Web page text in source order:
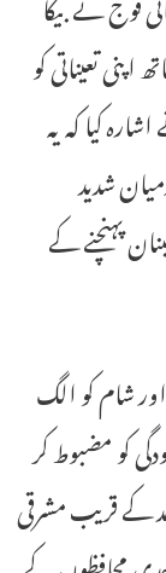
تعیناتی کو
کیا کہ یہ
شدید
پہنچنے کے
شام کو الگ
موجودگی کو مضبوط کر
کے قریب مشرقی